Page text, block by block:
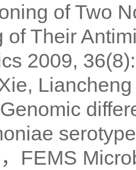
of Two
of Their
2009,
FEMS